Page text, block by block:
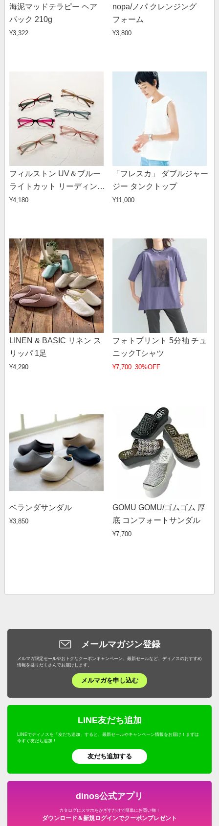
海泥マッドテラピー ヘア
パック 210g
¥3,322
nopa/ノパ クレンジング
フォーム
¥3,800
フィルストン UV＆ブルー
ライトカット リーディング
グラス（男女兼用） スクエ
¥4,180
「フレスカ」 ダブルジャー
ジー タンクトップ
¥11,000
LINEN & BASIC リネン ス
リッパ 1足
¥4,290
フォトプリント 5分袖 チュ
ニックTシャツ
¥7,700 30%OFF
ベランダサンダル
¥3,850
GOMU GOMU/ゴムゴム 厚
底 コンフォートサンダル
¥7,700
メールマガジン登録
メルマガ限定セールやおトクなクーポンキャンペーン、最新セールなど、ディノスのおすすめ
情報を盛りだくさんでお届けします。
メルマガを申し込む
LINE友だち追加
LINEでディノスを「友だち追加」すると、最新セールやキャンペーン情報をお届け！まずは
今すぐ友だち追加！
友だち追加する
dinos公式アプリ
カタログにスマホをかざすだけで簡単にお買い物！
ダウンロード＆新規ログインでクーポンプレゼント